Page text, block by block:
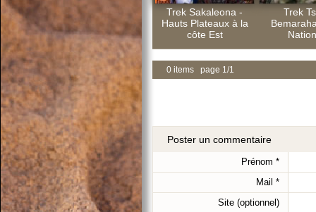
Trek Sakaleona -
Hauts Plateaux à la
côte Est
Trek
0 items page 1/1
Poster un commentaire
Prénom *
Mail *
Site (optionnel)